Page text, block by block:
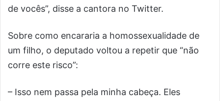
de vocês”, disse a cantora no Twitter.
Sobre como encararia a homossexualidade de
um filho, o deputado voltou a repetir que “não
corre este risco”:
– Isso nem passa pela minha cabeça. Eles